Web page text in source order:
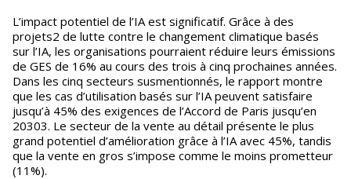
L’impact potentiel de l’IA est significatif. Grâce à des
projets2 de lutte contre le changement climatique basés
sur l’IA, les organisations pourraient réduire leurs émissions
de GES de 16% au cours des trois à cinq prochaines années.
Dans les cinq secteurs susmentionnés, le rapport montre
que les cas d’utilisation basés sur l’IA peuvent satisfaire
jusqu’à 45% des exigences de l’Accord de Paris jusqu’en
20303. Le secteur de la vente au détail présente le plus
grand potentiel d’amélioration grâce à l’IA avec 45%, tandis
que la vente en gros s’impose comme le moins prometteur
(11%).